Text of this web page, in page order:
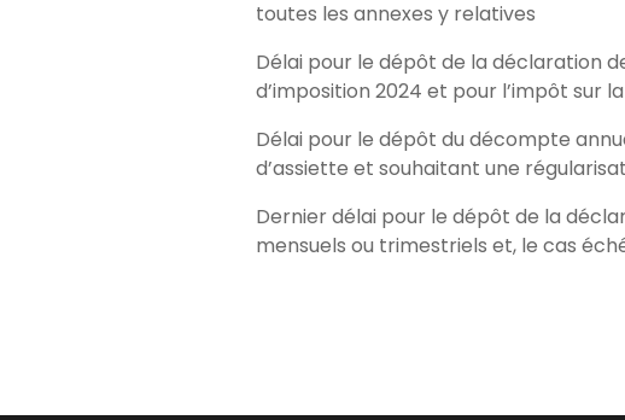
toutes les annexes y relatives
Délai pour le dépôt de la déclaration
d’imposition 2024 et pour l’impôt sur
Délai pour le dépôt du décompte
d’assiette et souhaitant une
Dernier délai pour le dépôt de la
mensuels ou trimestriels et, le cas